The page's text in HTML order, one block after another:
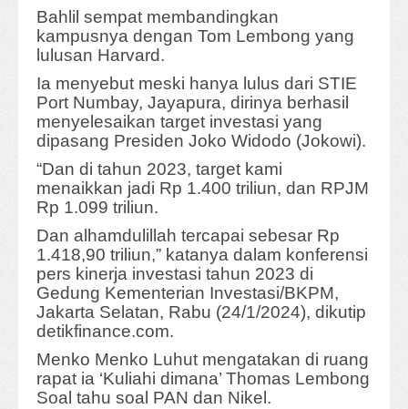
Bahlil sempat membandingkan
kampusnya dengan Tom Lembong yang
lulusan Harvard.
Ia menyebut meski hanya lulus dari STIE
Port Numbay, Jayapura, dirinya berhasil
menyelesaikan target investasi yang
dipasang Presiden Joko Widodo (Jokowi).
“Dan di tahun 2023, target kami
menaikkan jadi Rp 1.400 triliun, dan RPJM
Rp 1.099 triliun.
Dan alhamdulillah tercapai sebesar Rp
1.418,90 triliun,” katanya dalam konferensi
pers kinerja investasi tahun 2023 di
Gedung Kementerian Investasi/BKPM,
Jakarta Selatan, Rabu (24/1/2024), dikutip
detikfinance.com.
Menko Menko Luhut mengatakan di ruang
rapat ia ‘Kuliahi dimana’ Thomas Lembong
Soal tahu soal PAN dan Nikel.